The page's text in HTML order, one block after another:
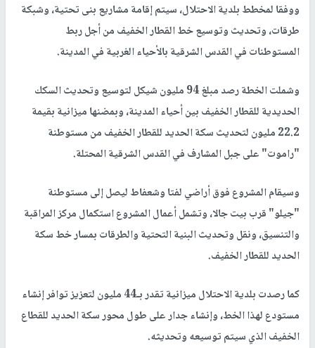
ووفقا لمخطط بلدية الاحتلال، سيتم إقامة مشاريع بنى تحتية، وشبكة
طرقات، وتحديث وتوسيع خط القطار الخفيف من أجل ربط
المستوطنات في القدس الشرقية بالأحياء الغربية في المدينة.
وشملت الخطة رصد مبلغ 94 مليون شيكل لتوسيع وتحديث السكك
الحديدية للقطار الخفيف بين أحياء المدينة، وبمضنها ميزانية بقيمة
22.2 مليون لتحديث سكة الحديد للقطار الخفيف من مستوطنة
"راموت" على جبل المشارف في القدس الشرقية المحتلة.
وسيقام المشروع فوق أراضي لفتا وشعفاط ليصل إلى مستوطنة
"جيلو" قرب بيت جالا، وتشمل أعمال المشروع استكمال مركز المراقبة
والتنسيق، ونقل وتحديث البنية التحتية والطرقات بمسار خط سكة
الحديد للقطار الخفيف.
كما رصدت بلدية الاحتلال ميزانية تقدر بـ44 مليون لتعزيز توافر إنشاء
مستودع لهذا الخط، وإنشاء جدار على طول محور سكة الحديد للقطاع
الخفيف الذي سيتم توسيعه وتحديثه.